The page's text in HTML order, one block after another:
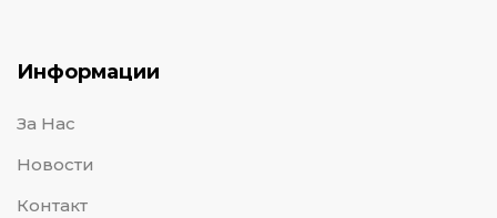
Информации
За Нас
Новости
Контакт